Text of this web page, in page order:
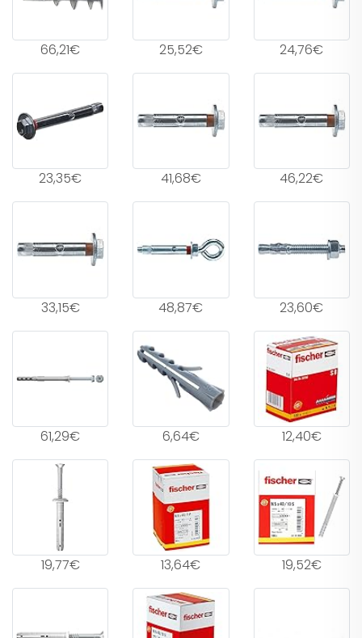
66,21€ 25,52€ 24,76€
23,35€ 41,68€ 46,22€
33,15€ 48,87€ 23,60€
61,29€ 6,64€ 12,40€
19,77€ 13,64€ 19,52€